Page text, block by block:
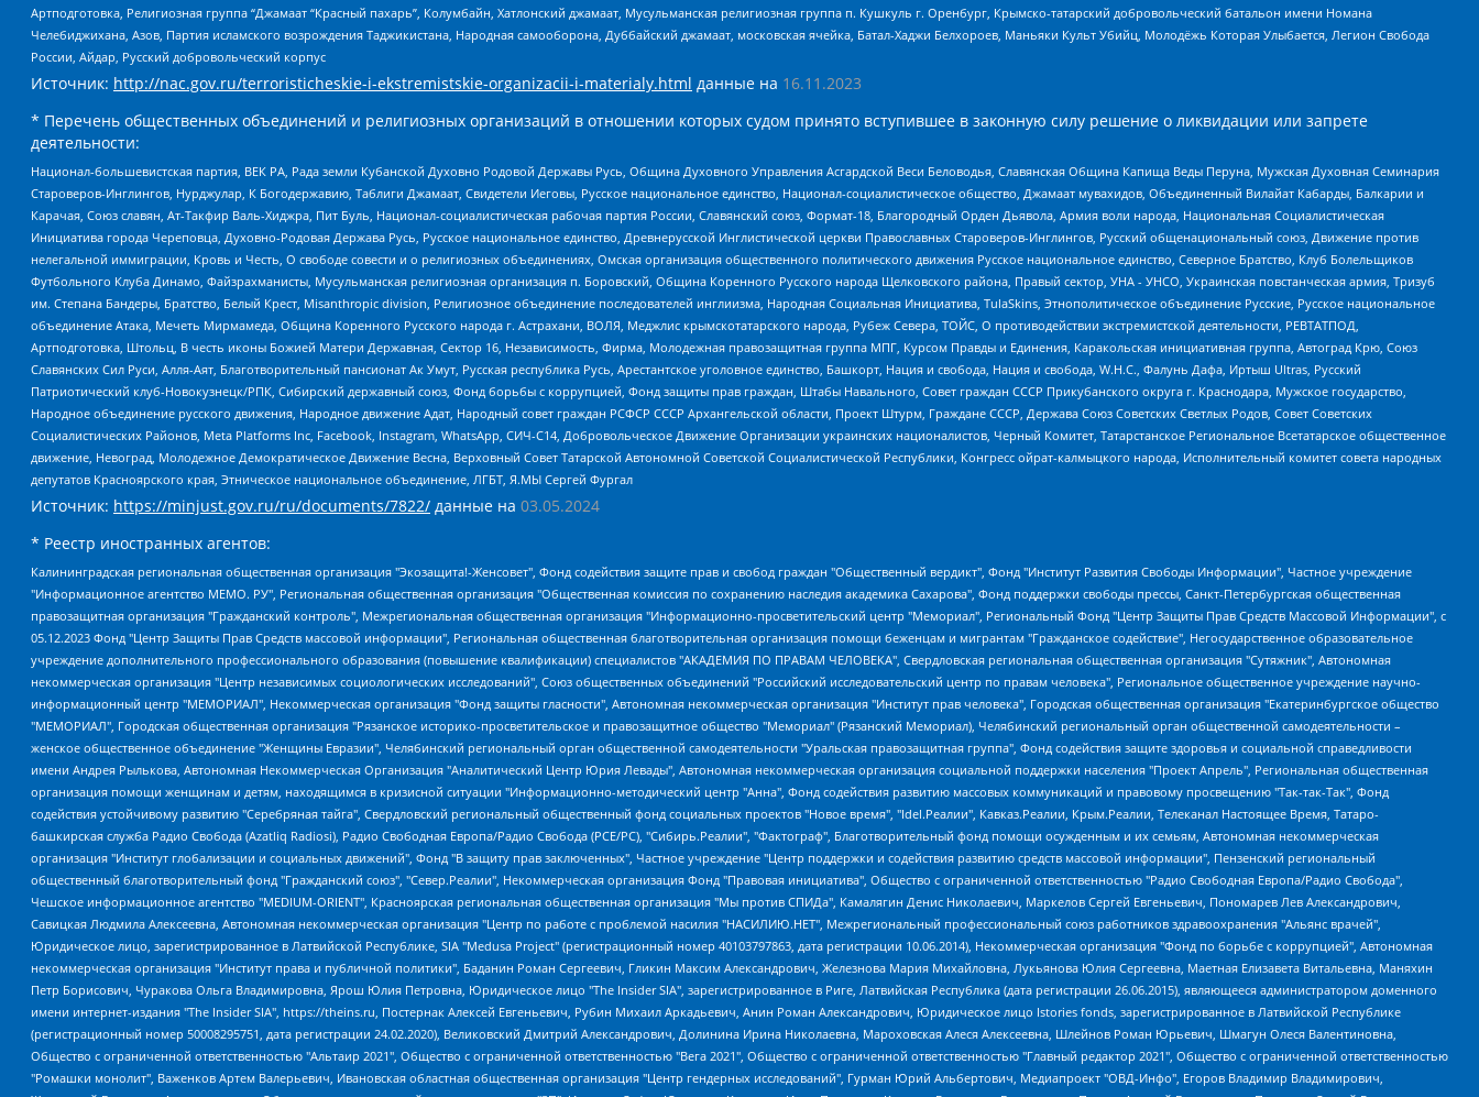
Артподготовка, Религиозная группа “Джамаат “Красный пахарь”, Колумбайн, Хатлонский джамаат, Мусульманская религиозная группа п. Кушкуль г. Оренбург, Крымско-татарский добровольческий батальон имени Номана
Челебиджихана, Азов, Партия исламского возрождения Таджикистана, Народная самооборона, Дуббайский джамаат, московская ячейка, Батал-Хаджи Белхороев, Маньяки Культ Убийц, Молодёжь Которая Улыбается, Легион Свобода
России, Айдар, Русский добровольческий корпус
Источник: http://nac.gov.ru/terroristicheskie-i-ekstremistskie-organizacii-i-materialy.html данные на 16.11.2023
* Перечень общественных объединений и религиозных организаций в отношении которых судом принято вступившее в законную силу решение о ликвидации или запрете
деятельности:
Национал-большевистская партия, ВЕК РА, Рада земли Кубанской Духовно Родовой Державы Русь, Община Духовного Управления Асгардской Веси Беловодья, Славянская Община Капища Веды Перуна, Мужская Духовная Семинария
Староверов-Инглингов, Нурджулар, К Богодержавию, Таблиги Джамаат, Свидетели Иеговы, Русское национальное единство, Национал-социалистическое общество, Джамаат мувахидов, Объединенный Вилайат Кабарды, Балкарии и
Карачая, Союз славян, Ат-Такфир Валь-Хиджра, Пит Буль, Национал-социалистическая рабочая партия России, Славянский союз, Формат-18, Благородный Орден Дьявола, Армия воли народа, Национальная Социалистическая
Инициатива города Череповца, Духовно-Родовая Держава Русь, Русское национальное единство, Древнерусской Инглистической церкви Православных Староверов-Инглингов, Русский общенациональный союз, Движение против
нелегальной иммиграции, Кровь и Честь, О свободе совести и о религиозных объединениях, Омская организация общественного политического движения Русское национальное единство, Северное Братство, Клуб Болельщиков
Футбольного Клуба Динамо, Файзрахманисты, Мусульманская религиозная организация п. Боровский, Община Коренного Русского народа Щелковского района, Правый сектор, УНА - УНСО, Украинская повстанческая армия, Тризуб
им. Степана Бандеры, Братство, Белый Крест, Misanthropic division, Религиозное объединение последователей инглиизма, Народная Социальная Инициатива, TulaSkins, Этнополитическое объединение Русские, Русское национальное
объединение Атака, Мечеть Мирмамеда, Община Коренного Русского народа г. Астрахани, ВОЛЯ, Меджлис крымскотатарского народа, Рубеж Севера, ТОЙС, О противодействии экстремистской деятельности, РЕВТАТПОД,
Артподготовка, Штольц, В честь иконы Божией Матери Державная, Сектор 16, Независимость, Фирма, Молодежная правозащитная группа МПГ, Курсом Правды и Единения, Каракольская инициативная группа, Автоград Крю, Союз
Славянских Сил Руси, Алля-Аят, Благотворительный пансионат Ак Умут, Русская республика Русь, Арестантское уголовное единство, Башкорт, Нация и свобода, Нация и свобода, W.H.С., Фалунь Дафа, Иртыш Ultras, Русский
Патриотический клуб-Новокузнецк/РПК, Сибирский державный союз, Фонд борьбы с коррупцией, Фонд защиты прав граждан, Штабы Навального, Совет граждан СССР Прикубанского округа г. Краснодара, Мужское государство,
Народное объединение русского движения, Народное движение Адат, Народный совет граждан РСФСР СССР Архангельской области, Проект Штурм, Граждане СССР, Держава Союз Советских Светлых Родов, Совет Советских
Социалистических Районов, Meta Platforms Inc, Facebook, Instagram, WhatsApp, СИЧ-С14, Добровольческое Движение Организации украинских националистов, Черный Комитет, Татарстанское Региональное Всетатарское общественное
движение, Невоград, Молодежное Демократическое Движение Весна, Верховный Совет Татарской Автономной Советской Социалистической Республики, Конгресс ойрат-калмыцкого народа, Исполнительный комитет совета народных
депутатов Красноярского края, Этническое национальное объединение, ЛГБТ, Я.МЫ Сергей Фургал
Источник: https://minjust.gov.ru/ru/documents/7822/ данные на 03.05.2024
* Реестр иностранных агентов:
Калининградская региональная общественная организация "Экозащита!-Женсовет", Фонд содействия защите прав и свобод граждан "Общественный вердикт", Фонд "Институт Развития Свободы Информации", Частное учреждение "Информационное агентство МЕМО. РУ", Региональная общественная организация "Общественная комиссия по сохранению наследия академика Сахарова", Фонд поддержки свободы прессы, Санкт-Петербургская общественная правозащитная организация "Гражданский контроль", Межрегиональная общественная организация "Информационно-просветительский центр "Мемориал", Региональный Фонд "Центр Защиты Прав Средств Массовой Информации", с 05.12.2023 Фонд "Центр Защиты Прав Средств массовой информации", Региональная общественная благотворительная организация помощи беженцам и мигрантам "Гражданское содействие", Негосударственное образовательное учреждение дополнительного профессионального образования (повышение квалификации) специалистов "АКАДЕМИЯ ПО ПРАВАМ ЧЕЛОВЕКА", Свердловская региональная общественная организация "Сутяжник", Автономная некоммерческая организация "Центр независимых социологических исследований", Союз общественных объединений "Российский исследовательский центр по правам человека", Региональное общественное учреждение научно-информационный центр "МЕМОРИАЛ", Некоммерческая организация "Фонд защиты гласности", Автономная некоммерческая организация "Институт прав человека", Городская общественная организация "Екатеринбургское общество "МЕМОРИАЛ", Городская общественная организация "Рязанское историко-просветительское и правозащитное общество "Мемориал" (Рязанский Мемориал), Челябинский региональный орган общественной самодеятельности – женское общественное объединение "Женщины Евразии", Челябинский региональный орган общественной самодеятельности "Уральская правозащитная группа", Фонд содействия защите здоровья и социальной справедливости имени Андрея Рылькова, Автономная Некоммерческая Организация "Аналитический Центр Юрия Левады", Автономная некоммерческая организация социальной поддержки населения "Проект Апрель", Региональная общественная организация помощи женщинам и детям, находящимся в кризисной ситуации "Информационно-методический центр "Анна", Фонд содействия развитию массовых коммуникаций и правовому просвещению "Так-так-Так", Фонд содействия устойчивому развитию "Серебряная тайга", Свердловский региональный общественный фонд социальных проектов "Новое время", "Idel.Реалии", Кавказ.Реалии, Крым.Реалии, Телеканал Настоящее Время, Татаро-башкирская служба Радио Свобода (Azatliq Radiosi), Радио Свободная Европа/Радио Свобода (PCE/PC), "Сибирь.Реалии", "Фактограф", Благотворительный фонд помощи осужденным и их семьям, Автономная некоммерческая организация "Институт глобализации и социальных движений", Фонд "В защиту прав заключенных", Частное учреждение "Центр поддержки и содействия развитию средств массовой информации", Пензенский региональный общественный благотворительный фонд "Гражданский союз", "Север.Реалии", Некоммерческая организация Фонд "Правовая инициатива", Общество с ограниченной ответственностью "Радио Свободная Европа/Радио Свобода", Чешское информационное агентство "MEDIUM-ORIENT", Красноярская региональная общественная организация "Мы против СПИДа", Камалягин Денис Николаевич, Маркелов Сергей Евгеньевич, Пономарев Лев Александрович, Савицкая Людмила Алексеевна, Автономная некоммерческая организация "Центр по работе с проблемой насилия "НАСИЛИЮ.НЕТ", Межрегиональный профессиональный союз работников здравоохранения "Альянс врачей", Юридическое лицо, зарегистрированное в Латвийской Республике, SIA "Medusa Project" (регистрационный номер 40103797863, дата регистрации 10.06.2014), Некоммерческая организация "Фонд по борьбе с коррупцией", Автономная некоммерческая организация "Институт права и публичной политики", Баданин Роман Сергеевич, Гликин Максим Александрович, Железнова Мария Михайловна, Лукьянова Юлия Сергеевна, Маетная Елизавета Витальевна, Маняхин Петр Борисович, Чуракова Ольга Владимировна, Ярош Юлия Петровна, Юридическое лицо "The Insider SIA", зарегистрированное в Риге, Латвийская Республика (дата регистрации 26.06.2015), являющееся администратором доменного имени интернет-издания "The Insider SIA", https://theins.ru, Постернак Алексей Евгеньевич, Рубин Михаил Аркадьевич, Анин Роман Александрович, Юридическое лицо Istories fonds, зарегистрированное в Латвийской Республике (регистрационный номер 50008295751, дата регистрации 24.02.2020), Великовский Дмитрий Александрович, Долинина Ирина Николаевна, Мароховская Алеся Алексеевна, Шлейнов Роман Юрьевич, Шмагун Олеся Валентиновна, Общество с ограниченной ответственностью "Альтаир 2021", Общество с ограниченной ответственностью "Вега 2021", Общество с ограниченной ответственностью "Главный редактор 2021", Общество с ограниченной ответственностью "Ромашки монолит", Важенков Артем Валерьевич, Ивановская областная общественная организация "Центр гендерных исследований", Гурман Юрий Альбертович, Медиапроект "ОВД-Инфо", Егоров Владимир Владимирович, Жилинский Владимир Александрович, Общество с ограниченной ответственностью "ЗП", Иванова София Юрьевна, Карезина Инна Павловна, Кильтау Екатерина Викторовна, Петров Алексей Викторович, Пискунов Сергей Евгеньевич, Смирнов Сергей Сергеевич, Тихонов Михаил Сергеевич, Общество с ограниченной ответственностью "ЖУРНАЛИСТ-ИНОСТРАННЫЙ АГЕНТ", Арапова Галина Юрьевна, Вольтская Татьяна Анатольевна, Американская компания "Mason G.E.S. Anonymous Foundation" (США), являющаяся владельцем интернет-издания https://mnews.world/, Компания "Stichting Bellingcat", зарегистрированная в Нидерландах (дата регистрации 11.07.2018), Захаров Андрей Вячеславович, Клепиковская Екатерина Дмитриевна, Общество с ограниченной ответственностью "МЕМО", Перл Роман Александрович, Симонов Евгений Алексеевич, Соловьева Елена Анатольевна, Сотников Даниил Владимирович, Сурначева Елизавета Дмитриевна, Автономная некоммерческая организация по защите прав человека и информированию населения "Якутия – Наше Мнение", Общество с ограниченной ответственностью "Москоу диджитал медиа", с 26.01.2023 Общество с ограниченной ответственностью "Чайка Белые сады", Ветошкина Валерия Валерьевна, Заговора Максим Александрович, Межрегиональное общественное движение "Российская ЛГБТ - сеть", Оленичев Максим Владимирович, Павлов Иван Юрьевич, Скворцова Елена Сергеевна, Общество с ограниченной ответственностью "Как бы инагент", Кочетков Игорь Викторович, Общество с ограниченной ответственностью "Честные выборы", Еланчик Олег Александрович, Общество с ограниченной ответственностью "Нобелевский призыв", Гималова Регина Эмилевна, Григорьев Андрей Валерьевич, Григорьева Алина Александровна, Ассоциация по содействию защите прав призывников, альтернативнослужащих и военнослужащих "Правозащитная группа "Гражданин.Армия.Право", Хисамова Регина Фаритовна, Автономная некоммерческая организация по реализации социально-правовых программ "Лилит", Дальневосточное общественное движение "Маяк", Санкт-Петербургская ЛГБТ-инициативная группа "Выход", Инициативная группа ЛГБТ+ "Реверс", Алексеев Андрей Викторович, Бекбулатова Таисия Львовна, Беляев Иван Михайлович, Владыкина Елена Сергеевна, Гельман Марат Александрович, Никульшина Вероника Юрьевна, Толоконникова Надежда Андреевна, Шендерович Виктор Анатольевич, Общество с ограниченной ответственностью "Данное сообщение", Общество с ограниченной ответственностью Издательский дом "Новая глава", Айнбиндер Александра Александровна, Московский комьюнити-центр для ЛГБТ+инициатив, Благотворительный фонд развития филантропии, Deutsche Welle (Германия, Kurt-Schumacher-Strasse 3, 53113 Bonn), Борзунова Мария Михайловна, Воробьев Виктор Викторович, Голубева Анна Львовна, Константинова Алла Михайловна, Малкова Ирина Владимировна, Мурадов Мурад Абдулгалимович, Осетинская Елизавета Николаевна, Понасенков Евгений Николаевич, Ганапольский Матвей Юрьевич, Киселев Евгений Алексеевич, Борухович Ирина Григорьевна, Дремин Иван Тимофеевич, Дубровский Дмитрий Викторович, Красноярская региональная общественная организация поддержки и развития альтернативных образовательных технологий и межкультурных коммуникаций "ИНТЕРРА", Маяковская Екатерина Алексеевна, Фейгин Марк Захарович, Филимонов Андрей Викторович, Дзугкоева Регина Николаевна, Доброхотов Роман Александрович, Дудь Юрий Александрович, Елкин Сергей Владимирович, Кругликов Кирилл Игоревич, Сабунаева Мария Леонидовна, Семенов Алексей Владимирович, Шаинян Карен Багратович, Шульман Екатерина Михайловна, Асафьев Артур Валерьевич, Вахштайн Виктор Семенович, Венедиктов Алексей Алексеевич, Лушникова Екатерина Евгеньевна, Волков Леонид Михайлович, Невзоров Александр Глебович, Пархоменко Сергей Борисович, Сироткин Ярослав Николаевич, Кара-Мурза Владимир Владимирович, Баранова Наталья Владимировна, Гозман Леонид Яковлевич, Кагарлицкий Борис Юльевич, Климарев Михаил Валерьевич, Милов Владимир Станиславович, Автономная некоммерческая организация Краснодарский центр современного искусства "Типография", Моргенштерн Алишер Тагирович, Соболь Любовь Эдуардовна, Общество с ограниченной ответственностью "ЛИЗА НОРМ", Каспаров Гарри Кимович, Ходорковский Михаил Борисович, Общество с ограниченной ответственностью "Апрельские тезисы", Данилович Ирина Брониславовна, Кашин Олег Владимирович, Петров Николай Владимирович, Пивоваров Алексей Владимирович, Соколов Михаил Владимирович, Цветкова Юлия Владимировна, Чичваркин Евгений Александрович, Комитет против пыток/Команда против пыток, Общество с ограниченной ответственностью "Первый научный", Общество с ограниченной ответственностью "Вертолет и ко", Белоцерковская Вероника Борисовна, Кац Максим Евгеньевич, Лазарева Татьяна Юрьевна, Шаведдинов Руслан Табризович, Яшин Илья Валерьевич, Общество с ограниченной ответственностью "Иноагент ААВ", Алешковский Дмитрий Петрович, Альбац Евгения Марковна, Быков Дмитрий Львович, Галямина Юлия Евгеньевна, Лойко Сергей Леонидович, Мартынов Кирилл Константинович, Медведев Сергей Александрович, Крашенинников Федор Геннадиевич, Гордеева Катерина Вл